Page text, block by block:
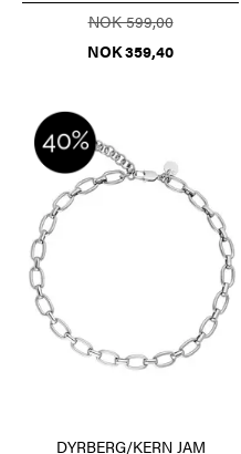
NOK 599,00
NOK 359,40
DYRBERG/KERN JAM